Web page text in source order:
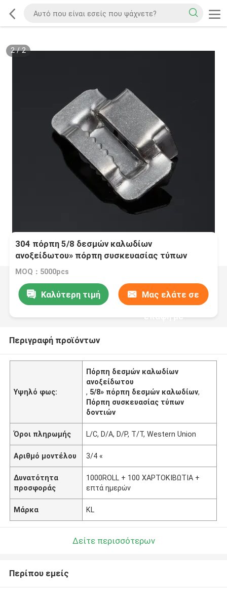
2/2
304 πόρπη 5/8 δεσμών καλωδίων
ανοξείδωτου» πόρπη συσκευασίας τύπων
δοντιών
MOQ：5000pcs
Καλύτερη τιμή Μας ελάτε σε
επαφή με
Περιγραφή προϊόντων
Υψηλό φως:
Πόρπη δεσμών καλωδίων
ανοξείδωτου
, 5/8» πόρπη δεσμών καλωδίων,
Πόρπη συσκευασίας τύπων
δοντιών
Όροι πληρωμής L/C, D/A, D/P, T/T, Western Union
Αριθμό μοντέλου 3/4 «
Δυνατότητα
προσφοράς
1000ROLL + 100 ΧΑΡΤΟΚΙΒΩΤΙΑ +
επτά ημερών
Μάρκα KL
Δείτε περισσότερων
Περίπου εμείς